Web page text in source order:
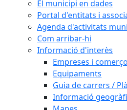
El municipi en dades
Portal d'entitats i
Agenda d'activitats
Com arribar-hi
Informació d'interès
Empreses i
Equipaments
Guia de carrers /
Informació